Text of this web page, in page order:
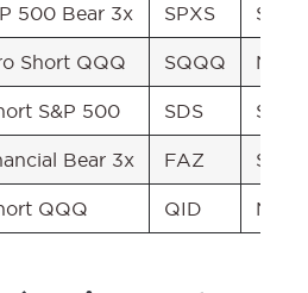
500 Bear 3x SPXS S&P
Short QQQ SQQQ
S&P 500 SDS S&P
Bear 3x FAZ
QQQ QID